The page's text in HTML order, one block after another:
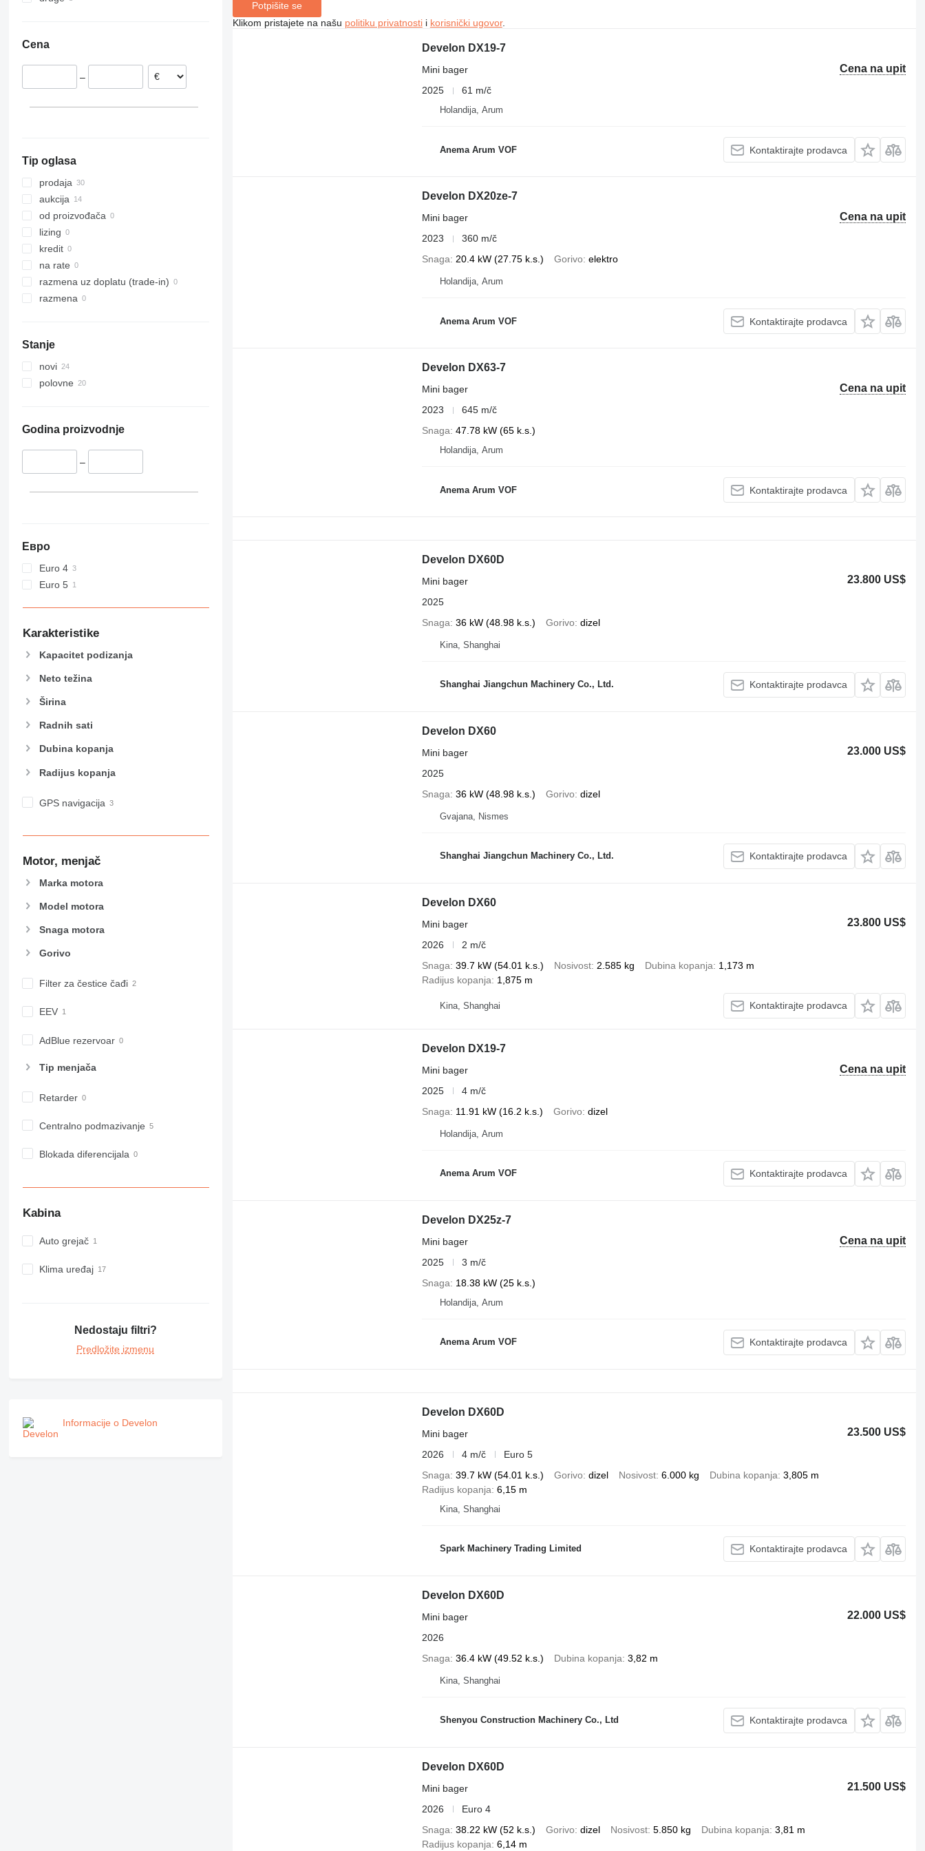
8045
8065
8080
8085
JS
JZ
Cena
–
Tip oglasa
prodaja
aukcija
od proizvođača
lizing
kredit
na rate
razmena uz doplatu (trade-in)
razmena
Stanje
novi
polovne
Godina proizvodnje
–
Евро
Euro 4
Euro 5
Karakteristike
Kapacitet podizanja
Neto težina
Širina
Radnih sati
Dubina kopanja
Radijus kopanja
GPS navigacija
Motor, menjač
Marka motora
Model motora
Snaga motora
Gorivo
Filter za čestice čađi
EEV
AdBlue rezervoar
Tip menjača
Retarder
Centralno podmazivanje
Blokada diferencijala
Kabina
Auto grejač
Klima uređaj
Nedostaju filtri?
Predložite izmenu
Informacije o Develon
Potpišite se
Klikom pristajete na našu politiku privatnostii korisnički ugovor.
Develon DX19-7
Cena na upit
Mini bager
2025
61 m/č
Holandija, Arum
Anema Arum VOF Kontaktirajte prodavca
Develon DX20ze-7
Cena na upit
Mini bager
2023
360 m/č
Snaga
20.4 kW (27.75 k.s.) Gorivo elektro
Holandija, Arum
Anema Arum VOF Kontaktirajte prodavca
Develon DX63-7
Cena na upit
Mini bager
2023
645 m/č
Snaga 47.78 kW (65 k.s.)
Holandija, Arum
Anema Arum VOF Kontaktirajte prodavca
Develon DX60D
23.800 US$
Mini bager
2025
Snaga 36 kW (48.98 k.s.) Gorivo dizel
Kina, Shanghai
Shanghai Jiangchun Machinery Co., Ltd. Kontaktirajte prodavca
Develon DX60
23.000 US$
Mini bager
2025
Snaga 36 kW (48.98 k.s.) Gorivo dizel
Gvajana, Nismes
Shanghai Jiangchun Machinery Co., Ltd. Kontaktirajte prodavca
Develon DX60
23.800 US$
Mini bager
2026
2 m/č
Snaga 39.7 kW (54.01 k.s.) Nosivost 2.585 kg Dubina kopanja
1,173 m
Radijus kopanja
1,875 m
Kina, Shanghai Kontaktirajte prodavca
Develon DX19-7
Cena na upit
Mini bager
2025
4 m/č
Snaga
11.91 kW (16.2 k.s.) Gorivo dizel
Holandija, Arum
Anema Arum VOF Kontaktirajte prodavca
Develon DX25z-7
Cena na upit
Mini bager
2025
3 m/č
Snaga
18.38 kW (25 k.s.)
Holandija, Arum
Anema Arum VOF Kontaktirajte prodavca
Develon DX60D
23.500 US$
Mini bager
2026
4 m/č
Euro 5
Snaga 39.7 kW (54.01 k.s.) Gorivo dizel Nosivost 6.000 kg Dubina kopanja 3,805 m
Radijus kopanja 6,15 m
Kina, Shanghai
Spark Machinery Trading Limited Kontaktirajte prodavca
Develon DX60D
22.000 US$
Mini bager
2026
Snaga 36.4 kW (49.52 k.s.) Dubina kopanja 3,82 m
Kina, Shanghai
Shenyou Construction Machinery Co., Ltd Kontaktirajte prodavca
Develon DX60D
21.500 US$
Mini bager
2026
Euro 4
Snaga 38.22 kW (52 k.s.) Gorivo dizel Nosivost 5.850 kg Dubina kopanja 3,81 m
Radijus kopanja 6,14 m